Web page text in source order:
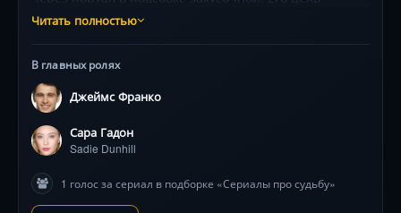
предотвратить роковые выстрелы в Далласе, но
в роли человека, разрывающегося между долгом и
чувствами, в мини-сериале с атмосферой винтажного
нуара и щемящей мелодрамой.
Читать полностью
В главных ролях
Джеймс Франко
Сара Гадон
Sadie Dunhill
1 голос за сериал в подборке «Сериалы про судьбу»